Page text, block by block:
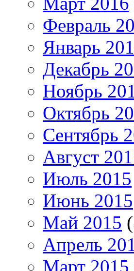
Февраль
Январь
Декабрь
Ноябрь
Октябрь
Сентябрь
Август
Июль 2015
Июнь 2015
Май 2015
Апрель
Март 2015